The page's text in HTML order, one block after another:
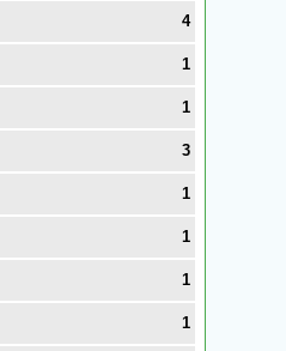
4
1
1
3
1
1
1
1